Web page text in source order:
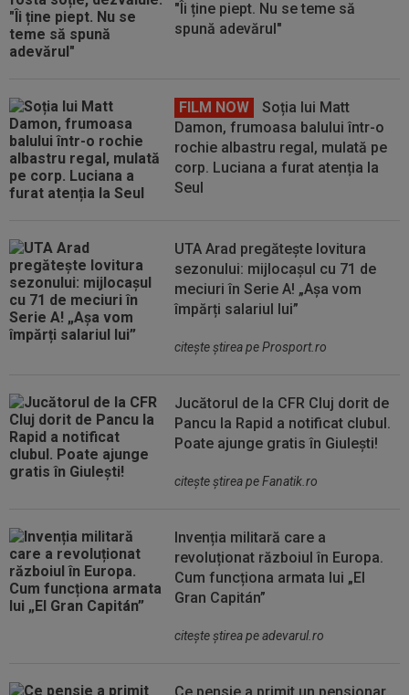
"Îi ține piept. Nu se teme să
spună adevărul"
FILM NOW
Soția lui Matt
Damon, frumoasa balului într-o
rochie albastru regal, mulată pe
corp. Luciana a furat atenția la
Seul
UTA Arad pregătește lovitura
sezonului: mijlocașul cu 71 de
meciuri în Serie A! „Așa vom
împărți salariul lui”
citeşte ştirea pe Prosport.ro
Jucătorul de la CFR Cluj dorit de
Pancu la Rapid a notificat clubul.
Poate ajunge gratis în Giulești!
citeşte ştirea pe Fanatik.ro
Invenția militară care a
revoluționat războiul în Europa.
Cum funcționa armata lui „El
Gran Capitán”
citeşte ştirea pe adevarul.ro